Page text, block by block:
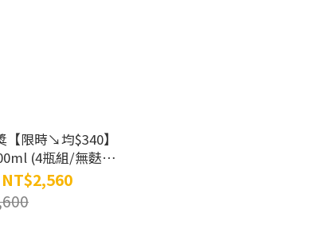
限時↘均$340】
(4瓶組/無麩質/
豆)